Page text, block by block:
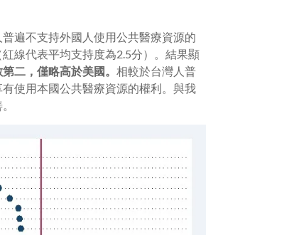
遍不支持外國人使用公共醫療資源的
線代表平均支持度為2.5分）。結果顯
二，僅略高於美國。 相較於台灣人普
使用本國公共醫療資源的權利。與我